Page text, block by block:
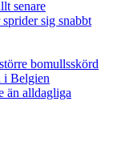
senare
sig snabbt
bomullsskörd
i Belgien
än alldagliga